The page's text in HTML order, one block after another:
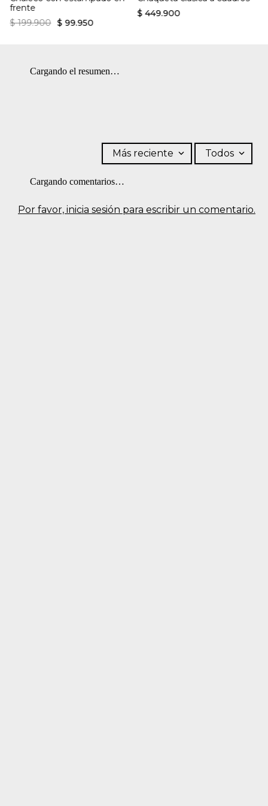
frente
$ 199.900 $ 99.950
$ 449.900
Cargando el resumen…
Por favor, inicia sesión para escribir un comentario.
Más reciente Todos
Cargando comentarios…